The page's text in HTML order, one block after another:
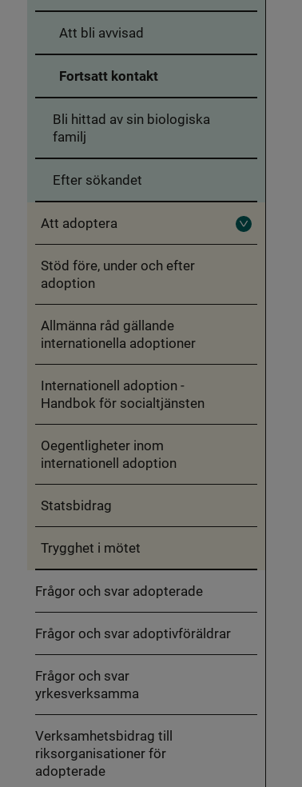
Att bli avvisad
Fortsatt kontakt
Bli hittad av sin biologiska
familj
Efter sökandet
Att adoptera
Fäll
ut
Stöd före, under och efter
adoption
Allmänna råd gällande
internationella adoptioner
Internationell adoption -
Handbok för socialtjänsten
Oegentligheter inom
internationell adoption
Statsbidrag
Trygghet i mötet
Frågor och svar adopterade
Frågor och svar adoptivföräldrar
Frågor och svar
yrkesverksamma
Verksamhetsbidrag till
riksorganisationer för
adopterade